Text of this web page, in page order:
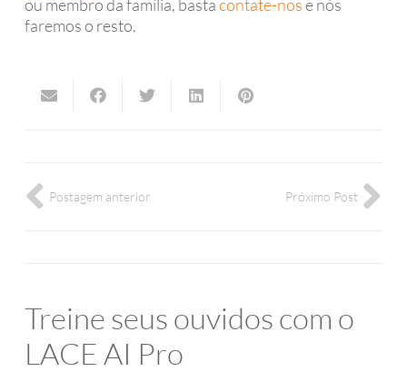
ou membro da família, bastacontate-nose nós
faremos o resto.
Postagem anterior Próximo Post
Treine seus ouvidos com o
LACE AI Pro